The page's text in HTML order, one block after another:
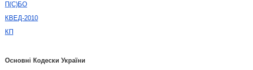
П(С)БО
КВЕД-2010
КП
Основні Кодески України